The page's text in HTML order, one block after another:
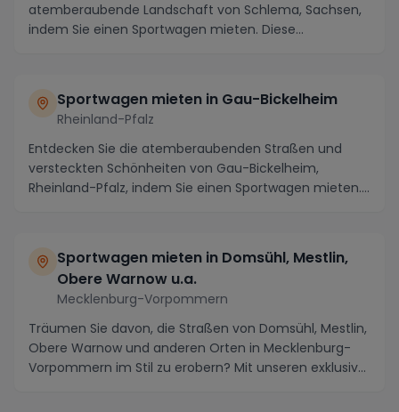
atemberaubende Landschaft von Schlema, Sachsen,
indem Sie einen Sportwagen mieten. Diese
Sportwagen mieten in Gau-Bickelheim
Rheinland-Pfalz
Entdecken Sie die atemberaubenden Straßen und
versteckten Schönheiten von Gau-Bickelheim,
Rheinland-Pfalz, indem Sie einen Sportwagen mieten.
Sportwagen mieten in Domsühl, Mestlin,
Obere Warnow u.a.
Mecklenburg-Vorpommern
Träumen Sie davon, die Straßen von Domsühl, Mestlin,
Obere Warnow und anderen Orten in Mecklenburg-
Vorpommern im Stil zu erobern? Mit unseren exklusiv...